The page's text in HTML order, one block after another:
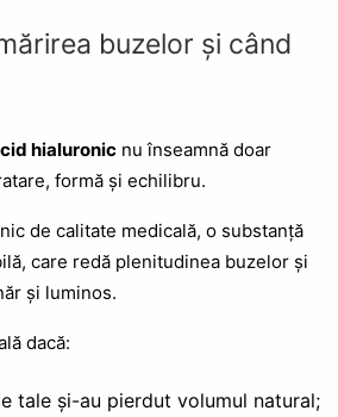
buzelor și când
hialuronic nu înseamnă doar
formă și echilibru.
de calitate medicală, o substanță
care redă plenitudinea buzelor și
și luminos.
dacă:
tale și-au pierdut volumul natural;